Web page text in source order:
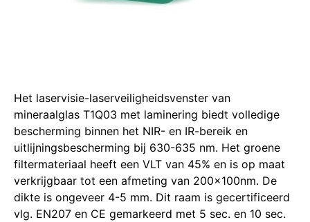
Het laservisie-laserveiligheidsvenster van
mineraalglas T1Q03 met laminering biedt volledige
bescherming binnen het NIR- en IR-bereik en
uitlijningsbescherming bij 630-635 nm. Het groene
filtermateriaal heeft een VLT van 45% en is op maat
verkrijgbaar tot een afmeting van 200x100nm. De
dikte is ongeveer 4-5 mm. Dit raam is gecertificeerd
vlg. EN207 en CE gemarkeerd met 5 sec. en 10 sec.